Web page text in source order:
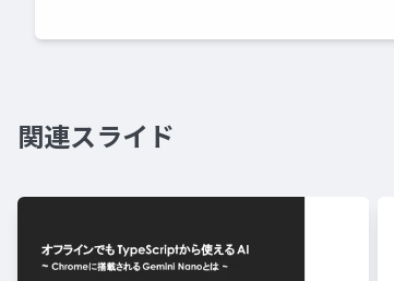
関連スライド